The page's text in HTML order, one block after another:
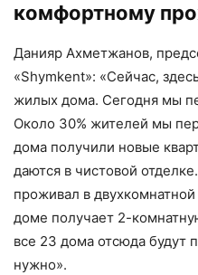
комфортному
Данияр Ахметжанов,
«Shymkent»: «Сейчас,
жилых дома. Сегодня мы
Около 30% жителей мы
дома получили новые
даются в чистовой
проживал в
доме получает 2-
все 23 дома отсюда будут
нужно».